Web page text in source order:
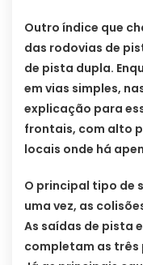
Outro índice que
das rodovias de
de pista dupla.
em vias simples,
explicação para
frontais, com alto
locais onde há
O principal tipo de
uma vez, as
As saídas de pista
completam as três